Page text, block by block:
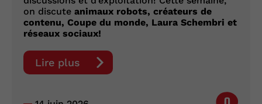
on discute animaux robots, créateurs de
contenu, Coupe du monde, Laura Schembri et
réseaux sociaux!
Lire plus